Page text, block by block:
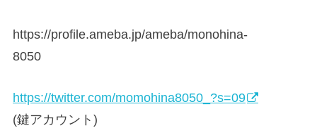
https://profile.ameba.jp/ameba/monohina-
8050
https://twitter.com/momohina8050_?s=09
(鍵アカウント)